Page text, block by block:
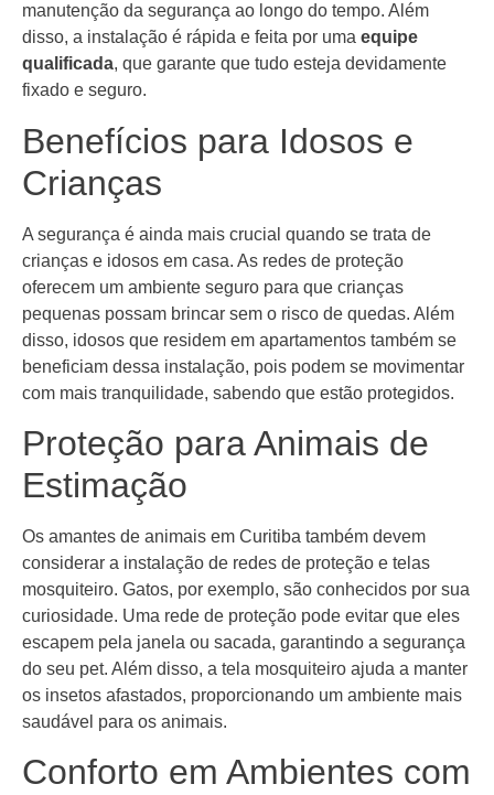
manutenção da segurança ao longo do tempo. Além
disso, a instalação é rápida e feita por uma equipe
qualificada, que garante que tudo esteja devidamente
fixado e seguro.
Benefícios para Idosos e
Crianças
A segurança é ainda mais crucial quando se trata de
crianças e idosos em casa. As redes de proteção
oferecem um ambiente seguro para que crianças
pequenas possam brincar sem o risco de quedas. Além
disso, idosos que residem em apartamentos também se
beneficiam dessa instalação, pois podem se movimentar
com mais tranquilidade, sabendo que estão protegidos.
Proteção para Animais de
Estimação
Os amantes de animais em Curitiba também devem
considerar a instalação de redes de proteção e telas
mosquiteiro. Gatos, por exemplo, são conhecidos por sua
curiosidade. Uma rede de proteção pode evitar que eles
escapem pela janela ou sacada, garantindo a segurança
do seu pet. Além disso, a tela mosquiteiro ajuda a manter
os insetos afastados, proporcionando um ambiente mais
saudável para os animais.
Conforto em Ambientes com